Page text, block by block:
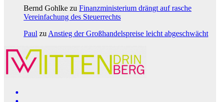
Bernd Gohlke zu Finanzministerium drängt auf rasche
Vereinfachung des Steuerrechts
Paul zu Anstieg der Großhandelspreise leicht abgeschwächt